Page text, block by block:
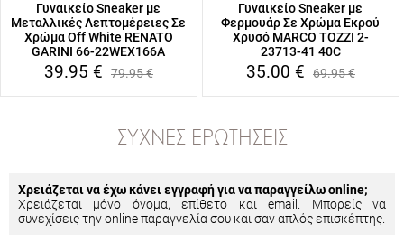
Γυναικείο Sneaker με
Μεταλλικές Λεπτομέρειες Σε
Χρώμα Off White RENATO
GARINI 66-22WEX166A
39.95 € 79.95€
Γυναικείο Sneaker με
Φερμουάρ Σε Χρώμα Εκρού
Χρυσό MARCO TOZZI 2-
23713-41 40C
35.00 € 69.95€
ΣΥΧΝΈΣ ΕΡΩΤΉΣΕΙΣ
Χρειάζεται να έχω κάνει εγγραφή για να παραγγείλω online;
Χρειάζεται μόνο όνομα, επίθετο και email. Μπορείς να
συνεχίσεις την online παραγγελία σου και σαν απλός επισκέπτης.